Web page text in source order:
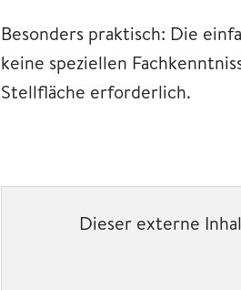
Besonders praktisch: Die
keine speziellen
Stellfläche erforderlich.
Dieser externe